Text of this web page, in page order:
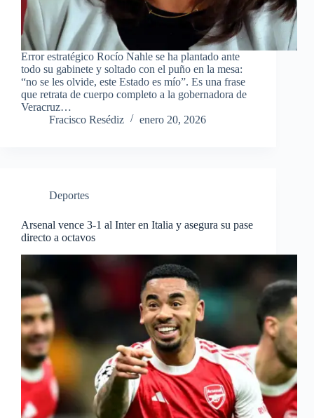
Error estratégico Rocío Nahle se ha plantado ante
todo su gabinete y soltado con el puño en la mesa:
“no se les olvide, este Estado es mío”. Es una frase
que retrata de cuerpo completo a la gobernadora de
Veracruz…
Fracisco Resédiz
enero 20, 2026
Deportes
Arsenal vence 3-1 al Inter en Italia y asegura su pase
directo a octavos